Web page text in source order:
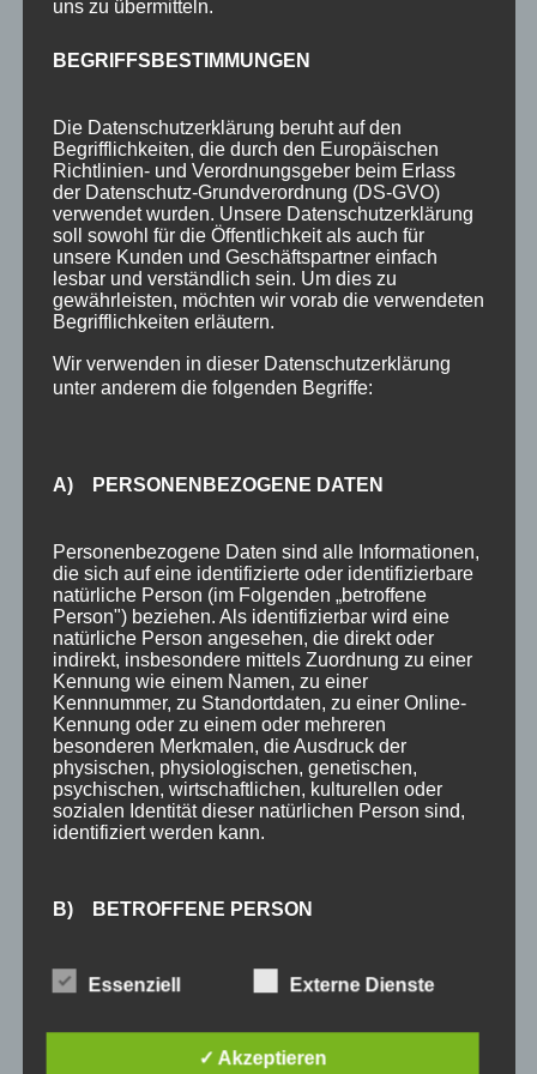
4-Raum-Fewo 4-6P
4-Raum-Fewo 3-5P
3-Raum-Fewo 2-4P
3-Raum-Fewo 2-3P
2-Raum-Fewo 2P
2-Raum-Fewo 2-3P
Einzelzimmer o. Balkon 1P
Preise
Aktuelles
Veranstaltungen
Newsletter
Infos
Über uns
360° Panoramen
Bewertungen
Bergbahnticket inklusive
Urlaub in Oberstdorf
Anfrage
SCHLAGWÖRTER
uns zu übermitteln.
BEGRIFFSBESTIMMUNGEN
Die Datenschutzerklärung beruht auf den
Begrifflichkeiten, die durch den Europäischen
Richtlinien- und Verordnungsgeber beim Erlass
der Datenschutz-Grundverordnung (DS-GVO)
verwendet wurden. Unsere Datenschutzerklärung
soll sowohl für die Öffentlichkeit als auch für
unsere Kunden und Geschäftspartner einfach
lesbar und verständlich sein. Um dies zu
gewährleisten, möchten wir vorab die verwendeten
Begrifflichkeiten erläutern.
Wir verwenden in dieser Datenschutzerklärung
unter anderem die folgenden Begriffe:
A) PERSONENBEZOGENE DATEN
Personenbezogene Daten sind alle Informationen,
die sich auf eine identifizierte oder identifizierbare
natürliche Person (im Folgenden „betroffene
Person") beziehen. Als identifizierbar wird eine
natürliche Person angesehen, die direkt oder
indirekt, insbesondere mittels Zuordnung zu einer
Kennung wie einem Namen, zu einer
Kennnummer, zu Standortdaten, zu einer Online-
Kennung oder zu einem oder mehreren
besonderen Merkmalen, die Ausdruck der
physischen, physiologischen, genetischen,
psychischen, wirtschaftlichen, kulturellen oder
sozialen Identität dieser natürlichen Person sind,
identifiziert werden kann.
B) BETROFFENE PERSON
Betroffene Person ist jede identifizierte oder
identifizierbare natürliche Person, deren
Essenziell Externe Dienste
✓ Akzeptieren